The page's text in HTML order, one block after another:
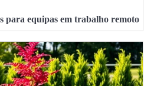
para equipas em trabalho remoto